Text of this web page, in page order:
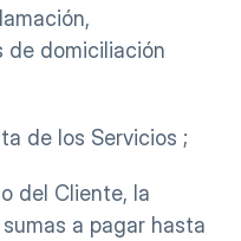
de domiciliación
de los Servicios ;
del Cliente, la
a pagar hasta